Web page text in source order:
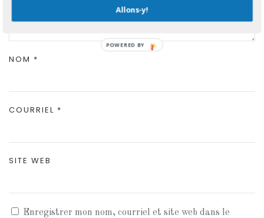
NOM *
COURRIEL *
SITE WEB
Enregistrer mon nom, courriel et site web dans le
Allons-y!
POWERED BY